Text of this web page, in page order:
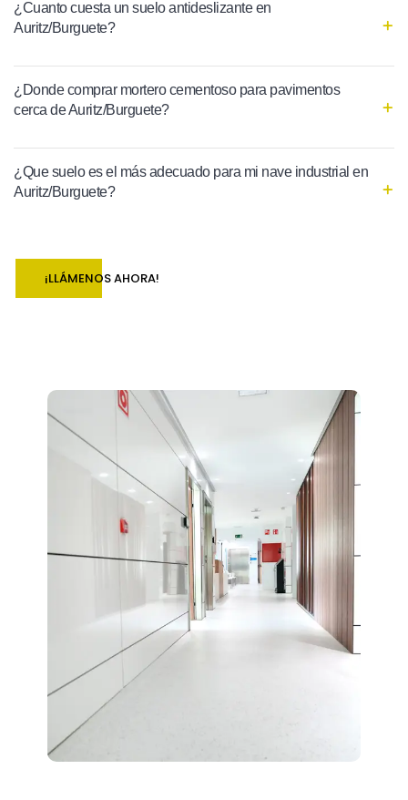
¿Cuanto cuesta un suelo antideslizante en
Auritz/Burguete?
¿Donde comprar mortero cementoso para pavimentos
cerca de Auritz/Burguete?
¿Que suelo es el más adecuado para mi nave industrial en
Auritz/Burguete?
¡LLÁMENOS AHORA!